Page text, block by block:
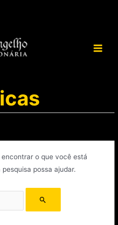
o que você está
possa ajudar.